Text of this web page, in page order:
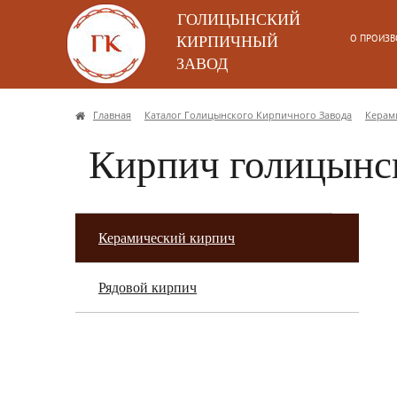
ГОЛИЦЫНСКИЙ
КИРПИЧНЫЙ
ЗАВОД
О
Главная Каталог Голицынского Кирпичного Завода
Кирпич
Керамический кирпич
Рядовой кирпич